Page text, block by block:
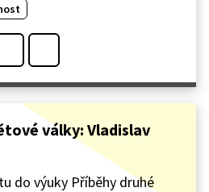
války: Vladislav
do výuky Příběhy druhé